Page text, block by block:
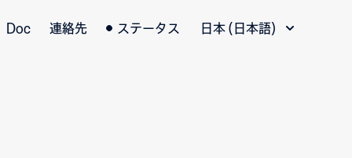
Doc 連絡先 ステータス
日本 (日本語)